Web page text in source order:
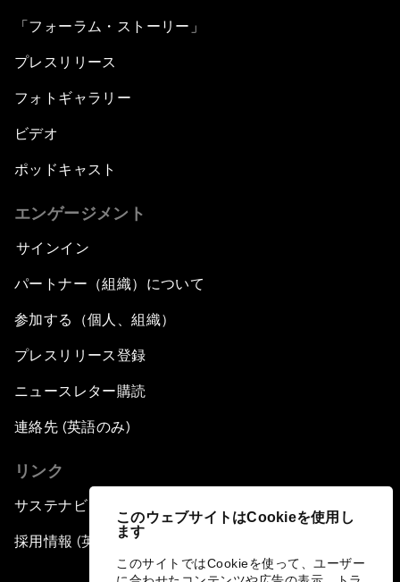
このウェブサイトはCookieを使用し
ます
このサイトではCookieを使って、ユーザー
「フォーラム・ストーリー」
プレスリリース
フォトギャラリー
ビデオ
ポッドキャスト
エンゲージメント
サインイン
パートナー（組織）について
参加する（個人、組織）
プレスリリース登録
ニュースレター購読
連絡先 (英語のみ)
リンク
サステナビリティへの取り組み
採用情報 (英語のみ)